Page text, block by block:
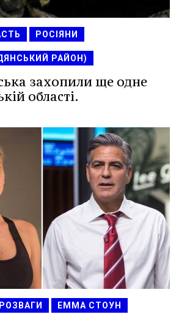
РОСІЯНИ
РАЙОН)
захопили ще одне
області.
ЕММА СТОУН